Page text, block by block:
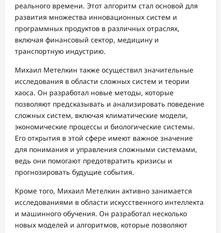
реального времени. Этот алгоритм стал основой для
развития множества инновационных систем и
программных продуктов в различных отраслях,
включая финансовый сектор, медицину и
транспортную индустрию.
Михаил Метелкин также осуществил значительные
исследования в области сложных систем и теории
хаоса. Он разработал новые методы, которые
позволяют предсказывать и анализировать поведение
сложных систем, включая климатические модели,
экономические процессы и биологические системы.
Его открытия в этой сфере имеют важное значение
для понимания и управления сложными системами,
ведь они помогают предотвратить кризисы и
прогнозировать будущие события.
Кроме того, Михаил Метелкин активно занимается
исследованиями в области искусственного интеллекта
и машинного обучения. Он разработал несколько
новых моделей и алгоритмов, которые позволяют